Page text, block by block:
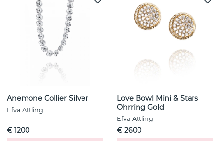
Anemone Collier Silver
Efva Attling
€ 1200
Love Bowl Mini & Stars
Ohrring Gold
Efva Attling
€ 2600